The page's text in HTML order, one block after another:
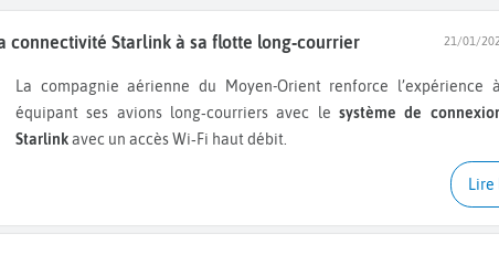
connectivité Starlink à sa flotte long‑courrier 21/01/
La compagnie aérienne du Moyen-Orient renforce l’expérience à bord en
équipant ses avions long‑courriers avec le système de
Starlinkavec un accès Wi‑Fi haut débit.